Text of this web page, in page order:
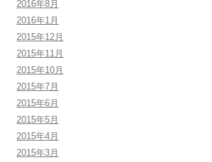
2016年8月
2016年1月
2015年12月
2015年11月
2015年10月
2015年7月
2015年6月
2015年5月
2015年4月
2015年3月